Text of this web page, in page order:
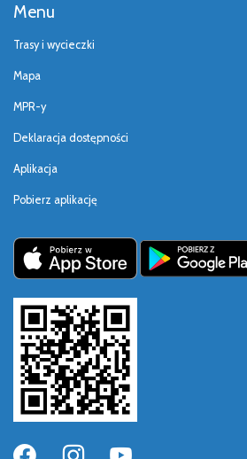
Menu
Trasy i wycieczki
Mapa
MPR-y
Deklaracja dostępności
Aplikacja
Pobierz aplikację